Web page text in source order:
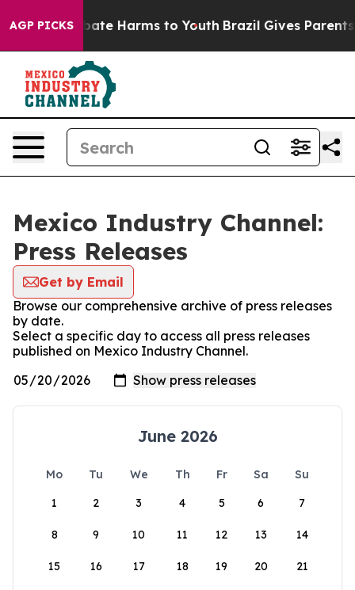
AGP PICKSto Abate Harms to Youth Brazil Gives Parents
Mexico Industry Channel:
Press Releases
Get by Email
Browse our comprehensive archive of press releases
by date.
Select a specific day to access all press releases
published on Mexico Industry Channel.
June 2026
Mo Tu We Th Fr Sa
Su
1
2 3 4 5 6 7
8 9 10 11 12 13 14
15 16 17 18 19 20 21